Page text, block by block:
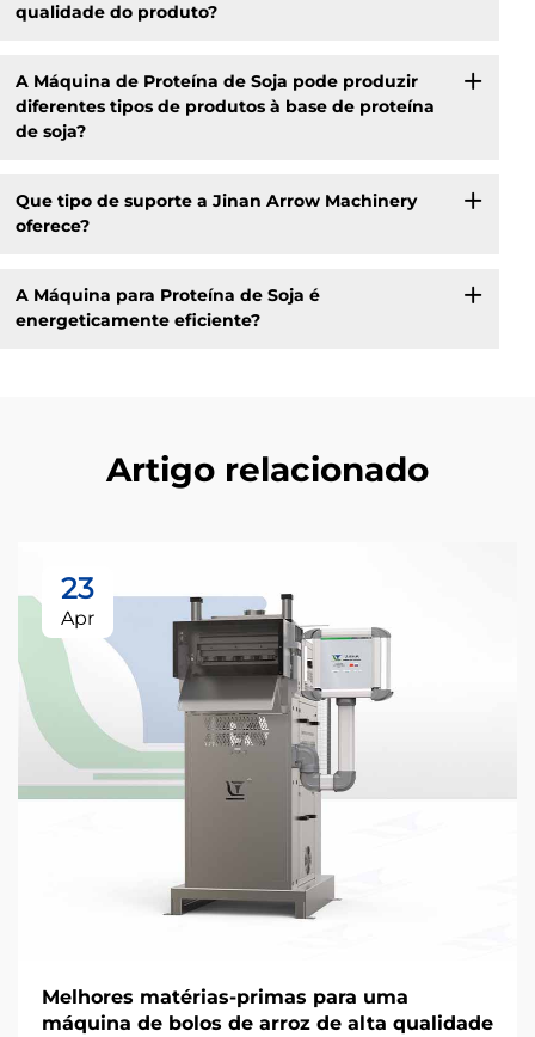
qualidade do produto?
A Máquina de Proteína de Soja pode produzir
diferentes tipos de produtos à base de proteína
de soja?
Que tipo de suporte a Jinan Arrow Machinery
oferece?
A Máquina para Proteína de Soja é
energeticamente eficiente?
Artigo relacionado
23
Apr
Melhores matérias-primas para uma
máquina de bolos de arroz de alta qualidade